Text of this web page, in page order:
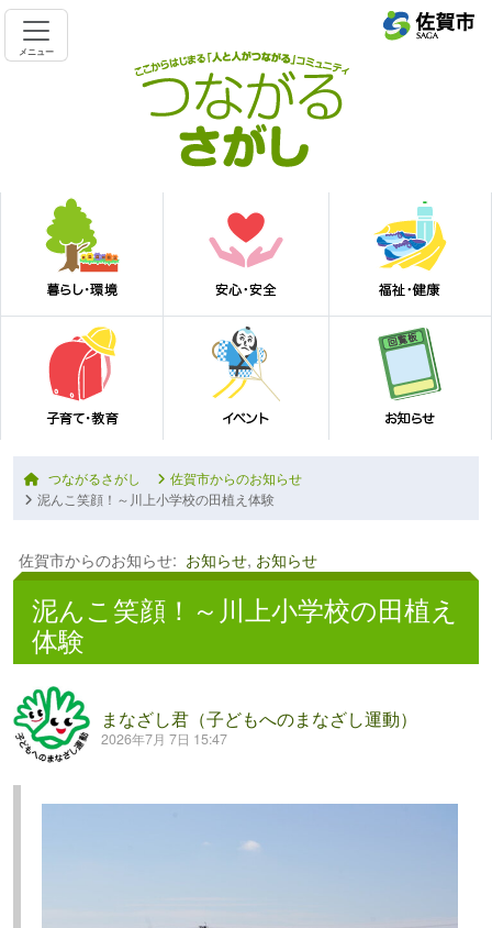
メニュー
つながるさがし
佐賀市からのお知らせ
泥んこ笑顔！～川上小学校の田植え体験
佐賀市からのお知らせ: お知らせ, お知らせ
泥んこ笑顔！～川上小学校の田植え
体験
まなざし君（子どもへのまなざし運動）
2026年7月 7日 15:47